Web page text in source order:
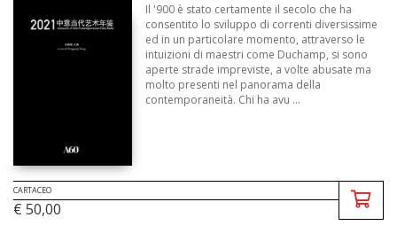
Il '900 è stato certamente il secolo che ha
consentito lo sviluppo di correnti diversissime
ed in un particolare momento, attraverso le
intuizioni di maestri come Duchamp, si sono
aperte strade impreviste, a volte abusate ma
molto presenti nel panorama della
contemporaneità. Chi ha avu ...
CARTACEO
€ 50,00